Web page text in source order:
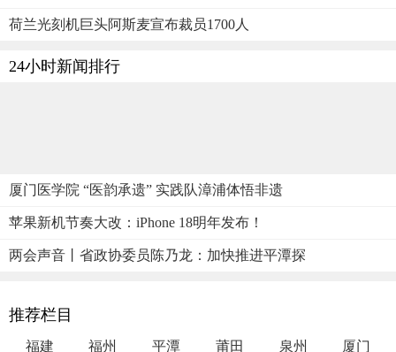
荷兰光刻机巨头阿斯麦宣布裁员1700人
24小时新闻排行
厦门医学院 “医韵承遗” 实践队漳浦体悟非遗
苹果新机节奏大改：iPhone 18明年发布！
两会声音丨省政协委员陈乃龙：加快推进平潭探
推荐栏目
福建 福州 平潭 莆田 泉州 厦门